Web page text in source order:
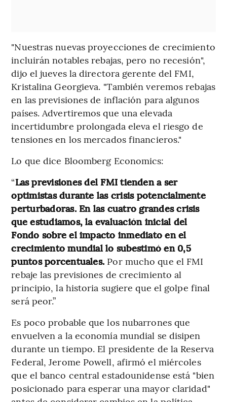
"Nuestras nuevas proyecciones de crecimiento
incluirán notables rebajas, pero no recesión",
dijo el jueves la directora gerente del FMI,
Kristalina Georgieva. "También veremos rebajas
en las previsiones de inflación para algunos
países. Advertiremos que una elevada
incertidumbre prolongada eleva el riesgo de
tensiones en los mercados financieros."
Lo que dice Bloomberg Economics:
“Las previsiones del FMI tienden a ser
optimistas durante las crisis potencialmente
perturbadoras. En las cuatro grandes crisis
que estudiamos, la evaluación inicial del
Fondo sobre el impacto inmediato en el
crecimiento mundial lo subestimó en 0,5
puntos porcentuales. Por mucho que el FMI
rebaje las previsiones de crecimiento al
principio, la historia sugiere que el golpe final
será peor.”
Es poco probable que los nubarrones que
envuelven a la economía mundial se disipen
durante un tiempo. El presidente de la Reserva
Federal, Jerome Powell, afirmó el miércoles
que el banco central estadounidense está "bien
posicionado para esperar una mayor claridad"